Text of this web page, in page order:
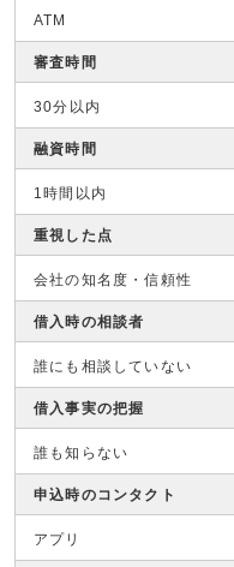
ATM
審査時間
30分以内
融資時間
1時間以内
重視した点
会社の知名度・信頼性
借入時の相談者
誰にも相談していない
借入事実の把握
誰も知らない
申込時のコンタクト
アプリ